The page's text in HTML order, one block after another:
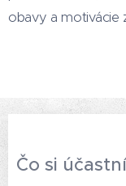
obavy a motivácie
Čo si